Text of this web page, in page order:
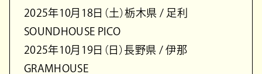
2025年10月18日（土）栃木県 / 足利
SOUNDHOUSE PICO
2025年10月19日（日）長野県 / 伊那
GRAMHOUSE